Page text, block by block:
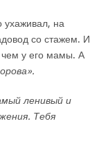
ухаживал, на
со стажем. И
чем у его мамы. А
ленивый и
Тебя